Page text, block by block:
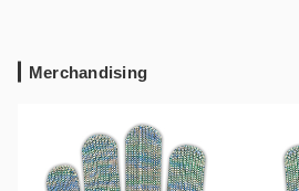
Merchandising